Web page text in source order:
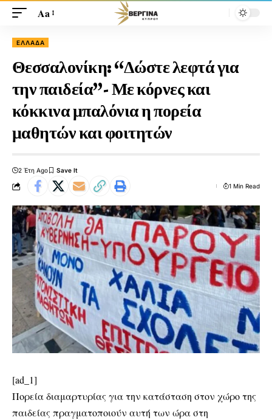
Aa
ΕΛΛΆΔΑ
Θεσσαλονίκη: “Δώστε λεφτά για
την παιδεία”- Με κόρνες και
κόκκινα μπαλόνια η πορεία
μαθητών και φοιτητών
2 Έτη Ago
1 Min Read
[ad_1]
Πορεία διαμαρτυρίας για την κατάσταση στον χώρο της
παιδείας πραγματοποιούν αυτή των ώρα στη